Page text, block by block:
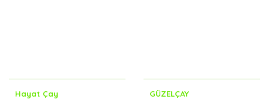
Hayat Çay GÜZELÇAY